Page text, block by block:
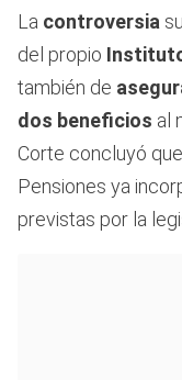
La controversia
del propio
también de
dos beneficios al
Corte concluyó
Pensiones ya
previstas por la